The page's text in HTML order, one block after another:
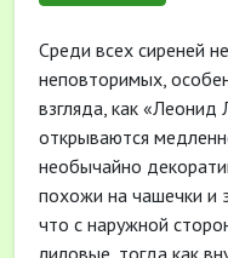
Среди всех сиреней
неповторимых,
взгляда, как
открываются
необычайно
похожи на чашечки и
что с наружной
лиловые, тогда как